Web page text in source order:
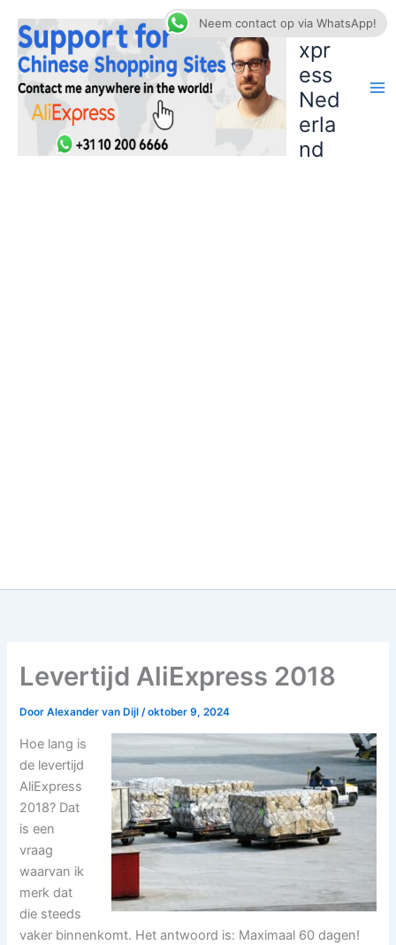
naar
inhoud
AliE
xpr
ess
Ned
erla
nd
Levertijd AliExpress 2018
DoorAlexander van Dijl/oktober 9, 2024
Hoe lang is
de levertijd
AliExpress
2018? Dat
is een
vraag
waarvan ik
merk dat
die steeds
vaker binnenkomt. Het antwoord is: Maximaal 60 dagen!
Neem contact op via WhatsApp!